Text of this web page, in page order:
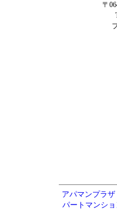
〒
アパマンプラザ
パートマンシ